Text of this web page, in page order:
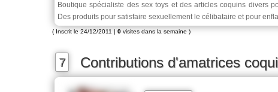
Boutique spécialiste des sex toys et des articles coquins divers
Des produits pour satisfaire sexuellement le célibataire et pour
( Inscrit le 24/12/2011 | 0 visites dans la semaine )
7 Contributions d'amatrices